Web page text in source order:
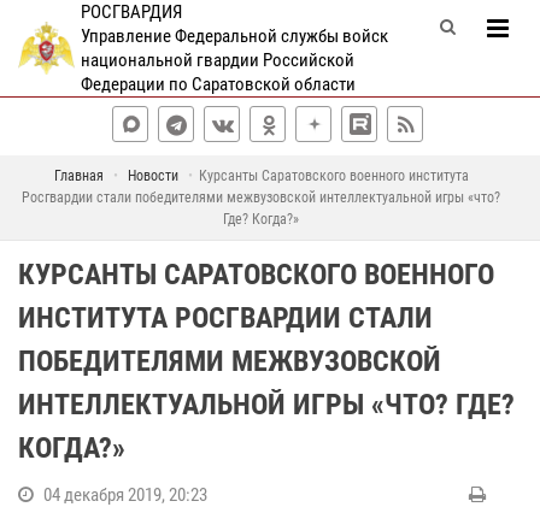
РОСГВАРДИЯ
Управление Федеральной службы войск
национальной гвардии Российской
Федерации по Саратовской области
Главная Новости
Курсанты Саратовского военного института
Росгвардии стали победителями межвузовской интеллектуальной игры «что?
Где? Когда?»
КУРСАНТЫ САРАТОВСКОГО ВОЕННОГО
ИНСТИТУТА РОСГВАРДИИ СТАЛИ
ПОБЕДИТЕЛЯМИ МЕЖВУЗОВСКОЙ
ИНТЕЛЛЕКТУАЛЬНОЙ ИГРЫ «ЧТО? ГДЕ?
КОГДА?»
04 декабря 2019, 20:23